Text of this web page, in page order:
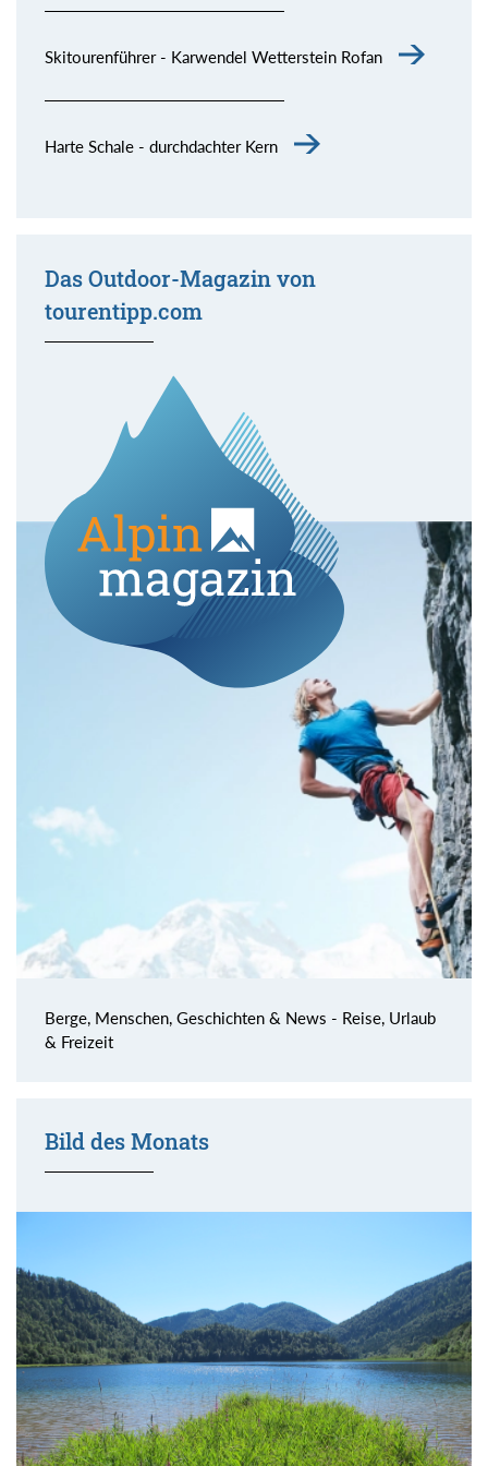
Skitourenführer - Karwendel Wetterstein Rofan
Harte Schale - durchdachter Kern
Das Outdoor-Magazin von
tourentipp.com
Berge, Menschen, Geschichten & News - Reise, Urlaub
& Freizeit
Bild des Monats